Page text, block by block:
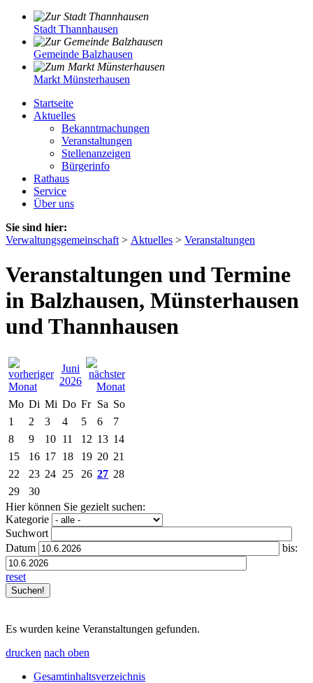
Stadt Thannhausen
Gemeinde Balzhausen
Markt Münsterhausen
Startseite
Aktuelles
Bekanntmachungen
Veranstaltungen
Stellenanzeigen
Bürgerinfo
Rathaus
Service
Über uns
Sie sind hier:
Verwaltungsgemeinschaft > Aktuelles > Veranstaltungen
Veranstaltungen und Termine
in Balzhausen, Münsterhausen
und Thannhausen
Juni
2026
Mo Di Mi Do Fr Sa So
1
2 3 4 5 6
7
8
9 10 11 12 13 14
15
16 17 18 19 20 21
22
23 24 25 26 27 28
29
30
Hier können Sie gezielt suchen:
Kategorie
Suchwort
Datum
bis:
reset
Es wurden keine Veranstaltungen gefunden.
drucken nach oben
Gesamtinhaltsverzeichnis